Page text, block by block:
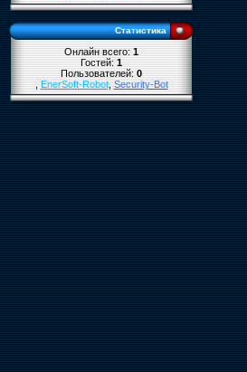
Статистика
Онлайн всего:1
Гостей:1
Пользователей:0
,EnerSoft-Robot,Security-Bot